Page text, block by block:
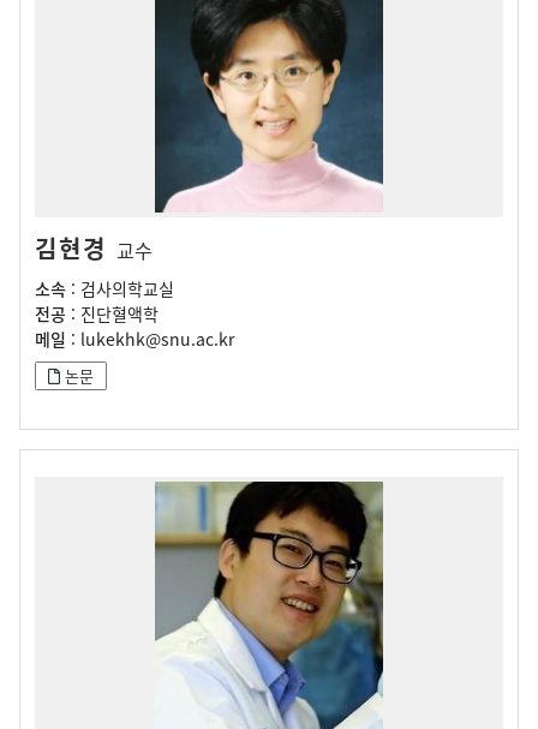
김현경 교수
소속 : 검사의학교실
전공 : 진단혈액학
메일 : lukekhk@snu.ac.kr
논문